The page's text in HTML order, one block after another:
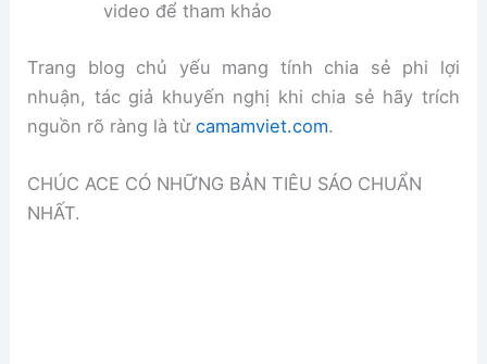
video để tham khảo
Trang blog chủ yếu mang tính chia sẻ phi lợi
nhuận, tác giả khuyến nghị khi chia sẻ hãy trích
nguồn rõ ràng là từcamamviet.com.
CHÚC ACE CÓ NHỮNG BẢN TIÊU SÁO CHUẨN
NHẤT.